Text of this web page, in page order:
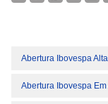
Abertura Ibovespa Alta
Abertura Ibovespa Em